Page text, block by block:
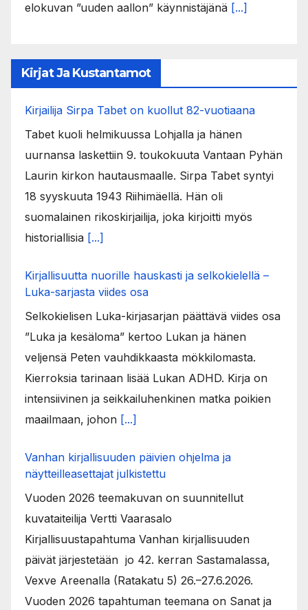
elokuvan ”uuden aallon” käynnistäjänä [...]
Kirjat Ja Kustantamot
Kirjailija Sirpa Tabet on kuollut 82-vuotiaana
Tabet kuoli helmikuussa Lohjalla ja hänen
uurnansa laskettiin 9. toukokuuta Vantaan Pyhän
Laurin kirkon hautausmaalle. Sirpa Tabet syntyi
18 syyskuuta 1943 Riihimäellä. Hän oli
suomalainen rikoskirjailija, joka kirjoitti myös
historiallisia [...]
Kirjallisuutta nuorille hauskasti ja selkokielellä –
Luka-sarjasta viides osa
Selkokielisen Luka-kirjasarjan päättävä viides osa
”Luka ja kesäloma” kertoo Lukan ja hänen
veljensä Peten vauhdikkaasta mökkilomasta.
Kierroksia tarinaan lisää Lukan ADHD. Kirja on
intensiivinen ja seikkailuhenkinen matka poikien
maailmaan, johon [...]
Vanhan kirjallisuuden päivien ohjelma ja
näytteilleasettajat julkistettu
Vuoden 2026 teemakuvan on suunnitellut
kuvataiteilija Vertti Vaarasalo
Kirjallisuustapahtuma Vanhan kirjallisuuden
päivät järjestetään jo 42. kerran Sastamalassa,
Vexve Areenalla (Ratakatu 5) 26.–27.6.2026.
Vuoden 2026 tapahtuman teemana on Sanat ja